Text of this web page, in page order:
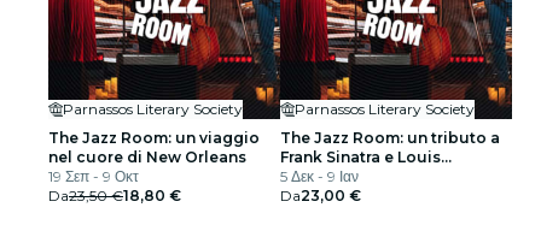
Parnassos Literary Society
The Jazz Room: un viaggio
nel cuore di New Orleans
19 Σεπ - 9 Οκτ
Da23,50 €18,80 €
Parnassos Literary Society
The Jazz Room: un tributo a
Frank Sinatra e Louis
Armstrong
5 Δεκ - 9 Ιαν
Da23,00 €